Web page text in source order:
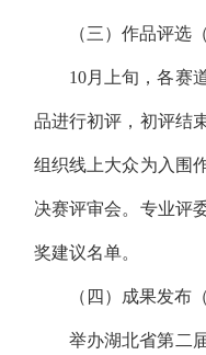
（三）作品评选
10月上旬，各赛
品进行初评，初评结
组织线上大众为入围
决赛评审会。专业评
奖建议名单。
（四）成果发布
举办湖北省第二